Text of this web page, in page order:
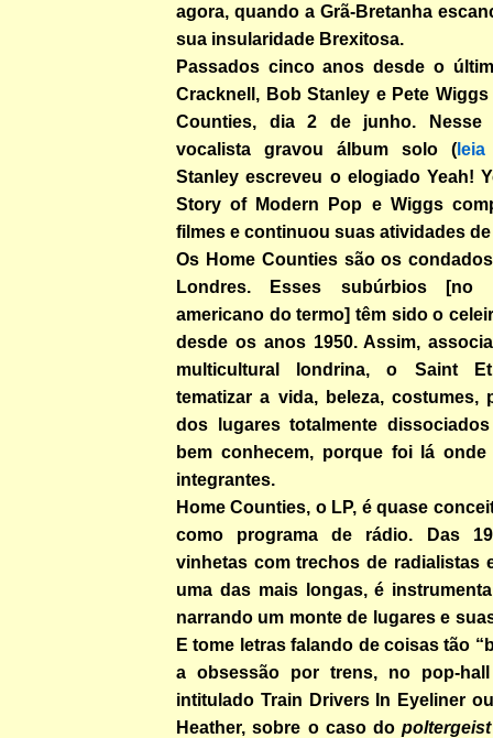
agora, quando a Grã-Bretanha
sua insularidade Brexitosa.
Passados cinco anos desde o
Cracknell, Bob Stanley e Pete
Counties, dia 2 de junho. Nesse
vocalista gravou álbum solo (
Stanley escreveu o elogiado Yeah!
Story of Modern Pop e Wiggs
filmes e continuou suas atividades
Os Home Counties são os
Londres. Esses subúrbios [no
americano do termo] têm sido o
desde os anos 1950. Assim,
multicultural londrina, o Saint
tematizar a vida, beleza, costumes,
dos lugares totalmente
bem conhecem, porque foi lá onde
integrantes.
Home Counties, o LP, é quase
como programa de rádio. Das
vinhetas com trechos de radialistas
uma das mais longas, é
narrando um monte de lugares e
E tome letras falando de coisas tão
a obsessão por trens, no pop-hall
intitulado Train Drivers In Eyeliner
Heather, sobre o caso dopoltergeist